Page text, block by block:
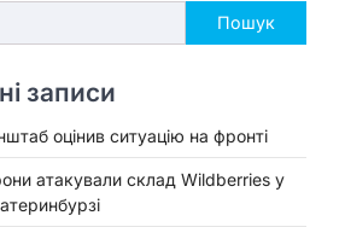
Пошук
записи
оцінив ситуацію на фронті
атакували склад Wildberries у